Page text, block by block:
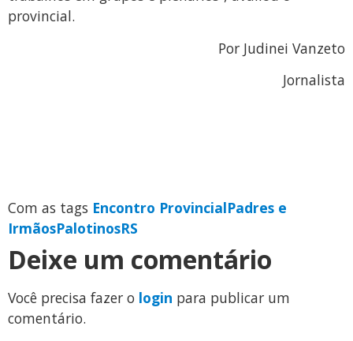
provincial.
Por Judinei Vanzeto
Jornalista
Com as tags Encontro ProvincialPadres e
IrmãosPalotinosRS
Deixe um comentário
Você precisa fazer o login para publicar um
comentário.